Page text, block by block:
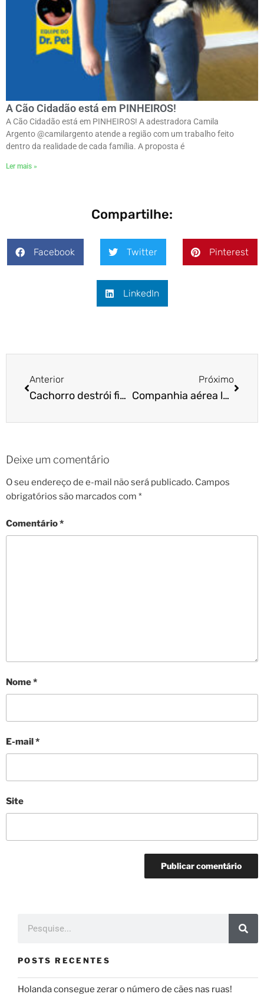
A Cão Cidadão está em PINHEIROS!
A Cão Cidadão está em PINHEIROS! A adestradora Camila
Argento @camilargento atende a região com um trabalho feito
dentro da realidade de cada família. A proposta é
Ler mais »
Compartilhe:
Facebook Twitter Pinterest
LinkedIn
Anterior
Cachorro destrói figurinhas da Copa e dá prejuízo de quase 1000 reais!
Próximo
Companhia aérea lança serviço de bordo exclusivo para pet
Deixe um comentário
O seu endereço de e-mail não será publicado. Campos
obrigatórios são marcados com *
Comentário*
Nome*
E-mail*
Site
POSTS RECENTES
Holanda consegue zerar o número de cães nas ruas!